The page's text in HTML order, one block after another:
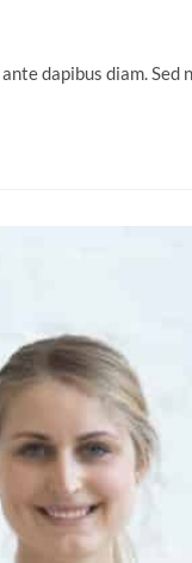
dapibus diam.